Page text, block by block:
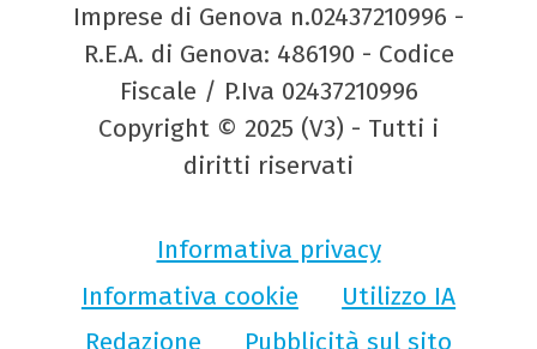
Imprese di Genova n.02437210996 -
R.E.A. di Genova: 486190 - Codice
Fiscale / P.Iva 02437210996
Copyright © 2025 (V3) - Tutti i
diritti riservati
Informativa privacy
Informativa cookie
Utilizzo IA
Redazione
Pubblicità sul sito